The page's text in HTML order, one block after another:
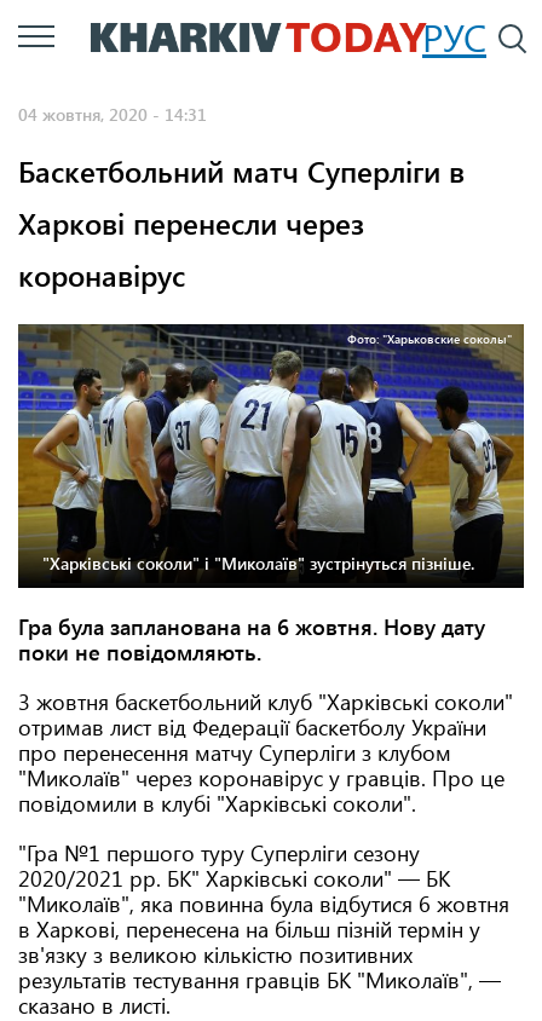
Перейти
до
РУС
04 жовтня, 2020 - 14:31
Баскетбольний матч Суперліги в
Харкові перенесли через
коронавірус
Фото: "Харьковские соколы"
"Харківські соколи" і "Миколаїв" зустрінуться пізніше.
Гра була запланована на 6 жовтня. Нову дату
поки не повідомляють.
3 жовтня баскетбольний клуб "Харківські соколи"
отримав лист від Федерації баскетболу України
про перенесення матчу Суперліги з клубом
"Миколаїв" через коронавірус у гравців. Про це
повідомили в клубі "Харківські соколи".
"Гра №1 першого туру Суперліги сезону
2020/2021 рр. БК" Харківські соколи" — БК
"Миколаїв", яка повинна була відбутися 6 жовтня
в Харкові, перенесена на більш пізній термін у
зв'язку з великою кількістю позитивних
результатів тестування гравців БК "Миколаїв", —
сказано в листі.